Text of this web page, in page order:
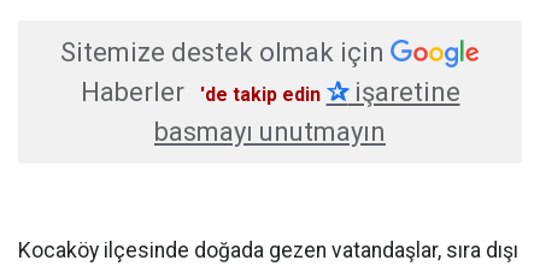
Sitemize destek olmak için
Haberler
'de takip edin ✰işaretine
basmayı unutmayın
Kocaköy ilçesinde doğada gezen vatandaşlar, sıra dışı